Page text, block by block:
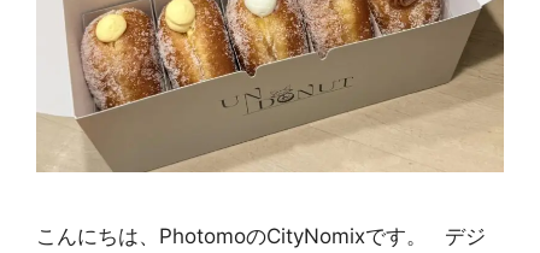
こんにちは、PhotomoのCityNomixです。 デジ